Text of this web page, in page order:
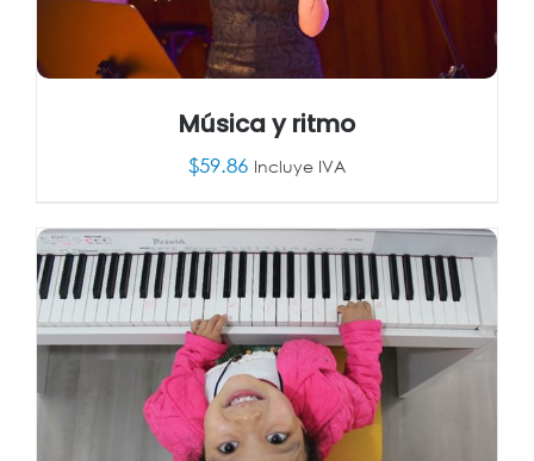
AÑADIR AL CARRITO DETALLES
Música y ritmo
$59.86 Incluye IVA